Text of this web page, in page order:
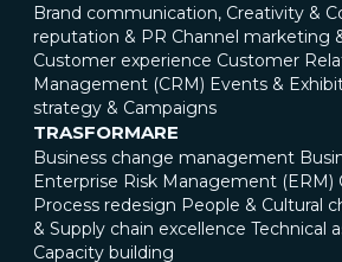
Brand communication, Creativity &
reputation & PR Channel marketing
Customer experience Customer
Management (CRM) Events &
strategy & Campaigns
TRASFORMARE
Business change management
Enterprise Risk Management (ERM)
Process redesign People & Cultural
& Supply chain excellence Technical
Capacity building